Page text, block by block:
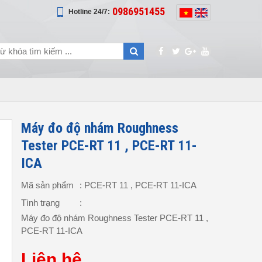
Hotline 24/7: 0986951455
Máy đo độ nhám Roughness
Tester PCE-RT 11 , PCE-RT 11-
ICA
Mã sản phẩm
: PCE-RT 11 , PCE-RT 11-ICA
Tình trạng
:
Máy đo độ nhám Roughness Tester PCE-RT 11 ,
PCE-RT 11-ICA